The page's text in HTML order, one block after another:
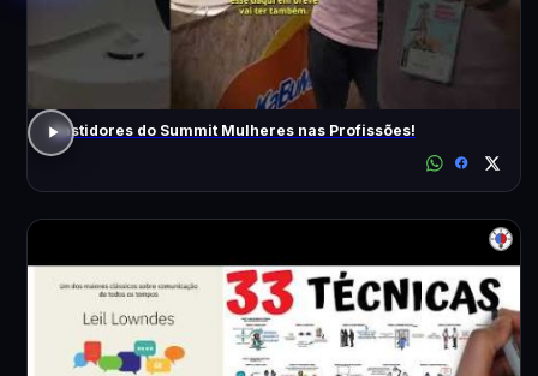
Bastidores do Summit Mulheres nas Profissões!